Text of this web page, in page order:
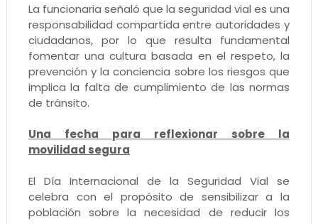
La funcionaria señaló que la seguridad vial es una
responsabilidad compartida entre autoridades y
ciudadanos, por lo que resulta fundamental
fomentar una cultura basada en el respeto, la
prevención y la conciencia sobre los riesgos que
implica la falta de cumplimiento de las normas
de tránsito.
Una fecha para reflexionar sobre la
movilidad segura
El Día Internacional de la Seguridad Vial se
celebra con el propósito de sensibilizar a la
población sobre la necesidad de reducir los